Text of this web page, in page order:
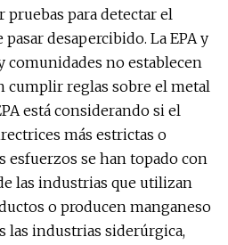
pruebas para detectar el
desapercibido. La EPA y
comunidades no establecen
cumplir reglas sobre el metal
está considerando si el
más estrictas o
esfuerzos se han topado con
las industrias que utilizan
o producen manganeso
las industrias siderúrgica,